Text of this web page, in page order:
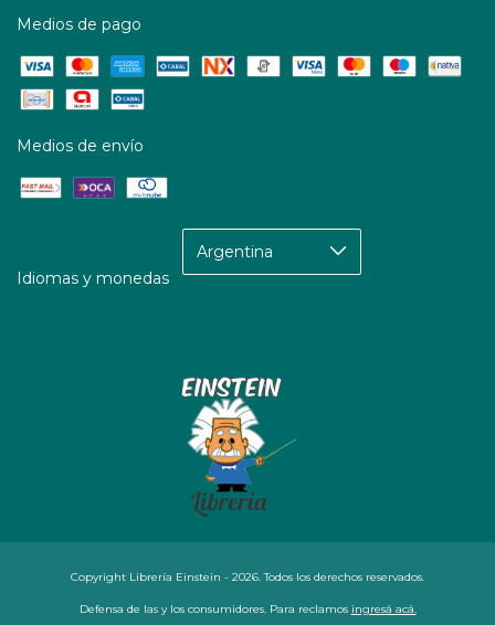
Medios de pago
Medios de envío
Idiomas y monedas
Copyright Librería Einstein - 2026. Todos los derechos reservados.
Defensa de las y los consumidores. Para reclamos ingresá acá.